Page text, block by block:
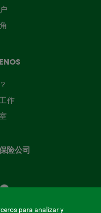
作
险公司
para analizar y